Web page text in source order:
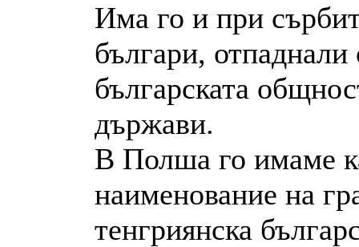
Има го и при
българи,
българската
държави.
В Полша го имаме
наименование на
тенгриянска